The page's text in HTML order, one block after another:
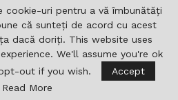
(3)
(9)
(167)
(3)
cookie-uri pentru a vă îmbunătăți
că sunteți de acord cu acest
dacă doriți. This website uses
We'll assume you're ok
out if you wish.
Accept
Read More